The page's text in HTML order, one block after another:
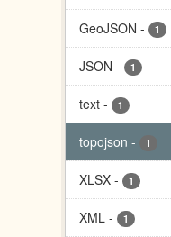
GeoJSON - 1
JSON - 1
text - 1
topojson - 1
XLSX - 1
XML - 1